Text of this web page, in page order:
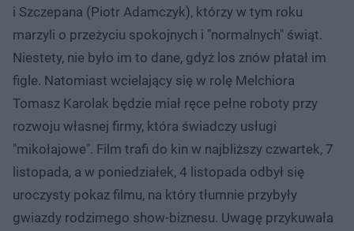
i Szczepana (Piotr Adamczyk), którzy w tym roku
marzyli o przeżyciu spokojnych i "normalnych" świąt.
Niestety, nie było im to dane, gdyż los znów płatał im
figle. Natomiast wcielający się w rolę Melchiora
Tomasz Karolak będzie miał ręce pełne roboty przy
rozwoju własnej firmy, która świadczy usługi
"mikołajowe". Film trafi do kin w najbliższy czwartek, 7
listopada, a w poniedziałek, 4 listopada odbył się
uroczysty pokaz filmu, na który tłumnie przybyły
gwiazdy rodzimego show-biznesu. Uwagę przykuwała